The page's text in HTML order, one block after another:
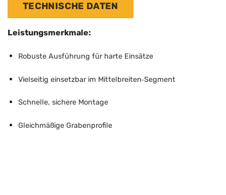
TECHNISCHE DATEN
Leistungsmerkmale:
Robuste Ausführung für harte Einsätze
Vielseitig einsetzbar im Mittelbreiten‑Segment
Schnelle, sichere Montage
Gleichmäßige Grabenprofile